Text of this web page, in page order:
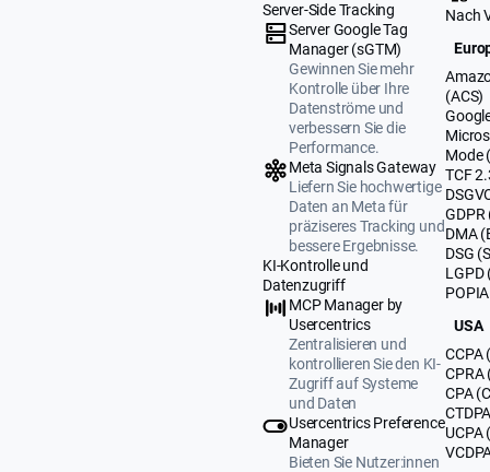
Server-Side Tracking
Server Google Tag
Manager (sGTM)
Gewinnen Sie mehr
Kontrolle über Ihre
Datenströme und
verbessern Sie die
Performance.
Meta Signals Gateway
Liefern Sie hochwertige
Daten an Meta für
präziseres Tracking und
bessere Ergebnisse.
KI-Kontrolle und
Datenzugriff
MCP Manager by
Usercentrics
Zentralisieren und
kontrollieren Sie den KI-
Zugriff auf Systeme
und Daten
Usercentrics Preference
Manager
Bieten Sie Nutzer:innen
Nach
(ACS)
Mode
TCF
GDPR
DMA
DSG
LGPD
USA
CCPA
CPRA
CPA
UCPA